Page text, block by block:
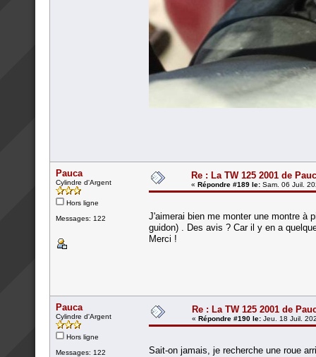
Pauca
Cylindre d'Argent
Hors ligne
Messages: 122
Re : La TW 125 2001 de
« Répondre #189 le: Sam. 06 Juil.
J'aimerai bien me monter une montre à
guidon) . Des avis ? Car il y en a
Merci !
Pauca
Cylindre d'Argent
Hors ligne
Messages: 122
Re : La TW 125 2001 de
« Répondre #190 le: Jeu. 18 Juil.
Sait-on jamais, je recherche une roue